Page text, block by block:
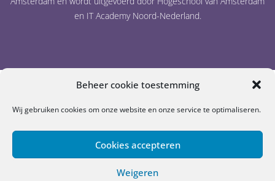
Beheer cookie toestemming
Wij gebruiken cookies om onze website en onze service te optimaliseren.
Cookies accepteren
Weigeren
en IT Academy Noord-Nederland.
CookiebeleidDisclaimer Privacystatement © Make IT Work